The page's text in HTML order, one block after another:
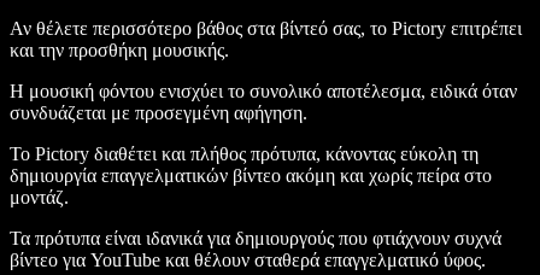
Αν θέλετε περισσότερο βάθος στα βίντεό σας, το Pictory επιτρέπει
και την προσθήκη μουσικής.
Η μουσική φόντου ενισχύει το συνολικό αποτέλεσμα, ειδικά όταν
συνδυάζεται με προσεγμένη αφήγηση.
Το Pictory διαθέτει και πλήθος πρότυπα, κάνοντας εύκολη τη
δημιουργία επαγγελματικών βίντεο ακόμη και χωρίς πείρα στο
μοντάζ.
Τα πρότυπα είναι ιδανικά για δημιουργούς που φτιάχνουν συχνά
βίντεο για YouTube και θέλουν σταθερά επαγγελματικό ύφος.